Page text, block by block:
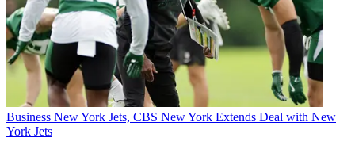
Business New York Jets, CBS New York Extends Deal with New
York Jets